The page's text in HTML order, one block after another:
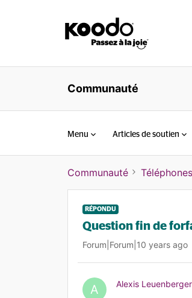
Communauté
Menu Articles de soutien
Communauté
RÉPONDU
Question fin de
Forum|Forum|10 years ago
A Alexis Leuenberger